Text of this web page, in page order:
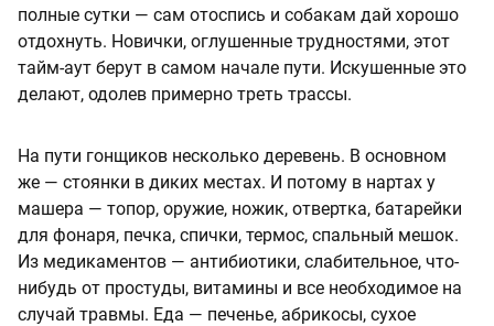
полные сутки — сам отоспись и собакам дай хорошо
отдохнуть. Новички, оглушенные трудностями, этот
тайм-аут берут в самом начале пути. Искушенные это
делают, одолев примерно треть трассы.
На пути гонщиков несколько деревень. В основном
же — стоянки в диких местах. И потому в нартах у
машера — топор, оружие, ножик, отвертка, батарейки
для фонаря, печка, спички, термос, спальный мешок.
Из медикаментов — антибиотики, слабительное, что-
нибудь от простуды, витамины и все необходимое на
случай травмы. Еда — печенье, абрикосы, сухое